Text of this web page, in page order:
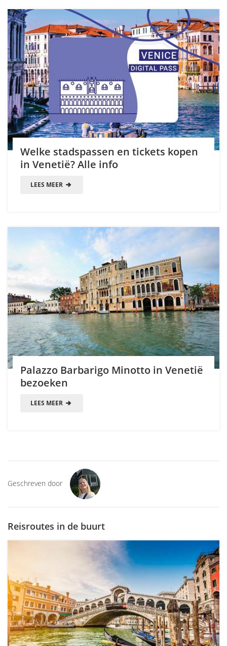
Welke stadspassen en tickets kopen
in Venetië? Alle info
LEES MEER
Palazzo Barbarigo Minotto in Venetië
bezoeken
LEES MEER
Geschreven door
Reisroutes in de buurt